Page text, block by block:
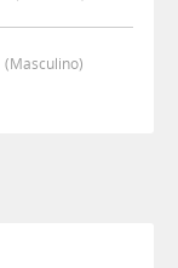
(masculino)